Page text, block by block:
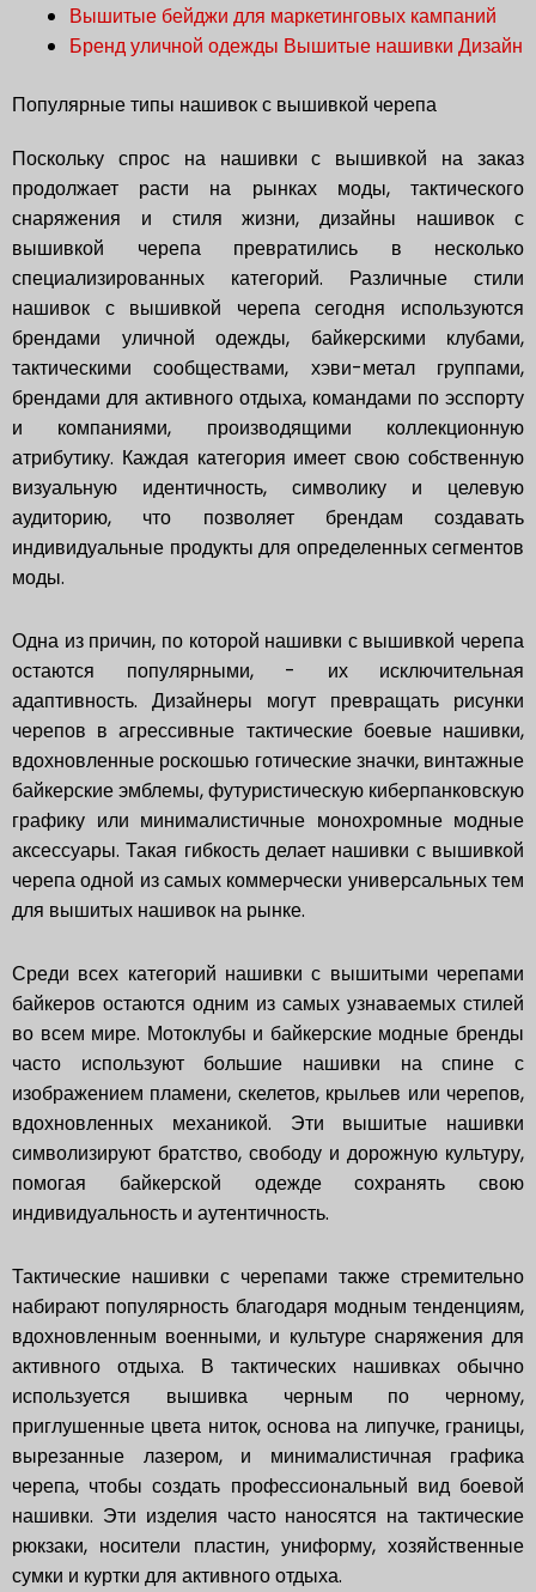
Вышитые бейджи для маркетинговых кампаний
Бренд уличной одежды Вышитые нашивки Дизайн
Популярные типы нашивок с вышивкой черепа
Поскольку спрос на нашивки с вышивкой на заказ
продолжает расти на рынках моды, тактического
снаряжения и стиля жизни, дизайны нашивок с
вышивкой черепа превратились в несколько
специализированных категорий. Различные стили
нашивок с вышивкой черепа сегодня используются
брендами уличной одежды, байкерскими клубами,
тактическими сообществами, хэви-метал группами,
брендами для активного отдыха, командами по эсспорту
и компаниями, производящими коллекционную
атрибутику. Каждая категория имеет свою собственную
визуальную идентичность, символику и целевую
аудиторию, что позволяет брендам создавать
индивидуальные продукты для определенных сегментов
моды.
Одна из причин, по которой нашивки с вышивкой черепа
остаются популярными, - их исключительная
адаптивность. Дизайнеры могут превращать рисунки
черепов в агрессивные тактические боевые нашивки,
вдохновленные роскошью готические значки, винтажные
байкерские эмблемы, футуристическую киберпанковскую
графику или минималистичные монохромные модные
аксессуары. Такая гибкость делает нашивки с вышивкой
черепа одной из самых коммерчески универсальных тем
для вышитых нашивок на рынке.
Среди всех категорий нашивки с вышитыми черепами
байкеров остаются одним из самых узнаваемых стилей
во всем мире. Мотоклубы и байкерские модные бренды
часто используют большие нашивки на спине с
изображением пламени, скелетов, крыльев или черепов,
вдохновленных механикой. Эти вышитые нашивки
символизируют братство, свободу и дорожную культуру,
помогая байкерской одежде сохранять свою
индивидуальность и аутентичность.
Тактические нашивки с черепами также стремительно
набирают популярность благодаря модным тенденциям,
вдохновленным военными, и культуре снаряжения для
активного отдыха. В тактических нашивках обычно
используется вышивка черным по черному,
приглушенные цвета ниток, основа на липучке, границы,
вырезанные лазером, и минималистичная графика
черепа, чтобы создать профессиональный вид боевой
нашивки. Эти изделия часто наносятся на тактические
рюкзаки, носители пластин, униформу, хозяйственные
сумки и куртки для активного отдыха.